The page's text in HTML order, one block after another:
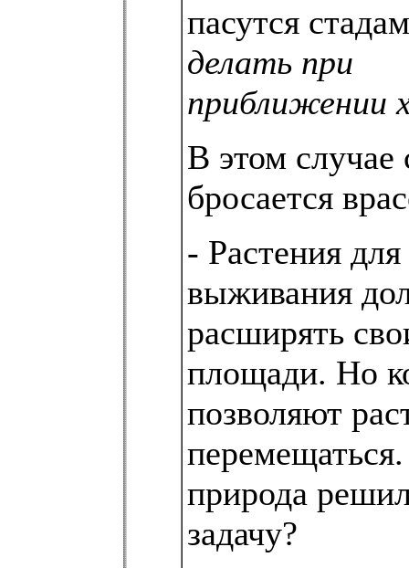
пасутся
делать при
приближении
В этом случае
бросается
- Растения для
выживания
расширять
площади. Но
позволяют
природа
задачу?